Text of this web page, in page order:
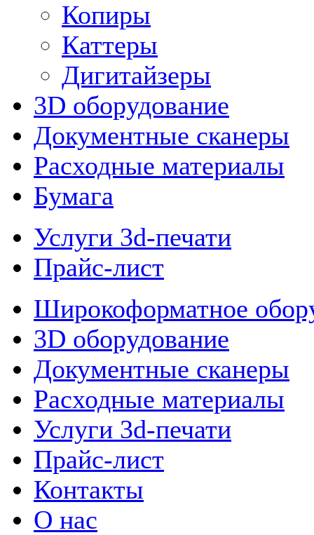
Копиры
Каттеры
Дигитайзеры
3D оборудование
Документные сканеры
Расходные материалы
Бумага
Услуги 3d-печати
Прайс-лист
Широкоформатное
3D оборудование
Документные сканеры
Расходные материалы
Услуги 3d-печати
Прайс-лист
Контакты
О нас